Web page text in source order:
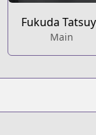
Fukuda
Main